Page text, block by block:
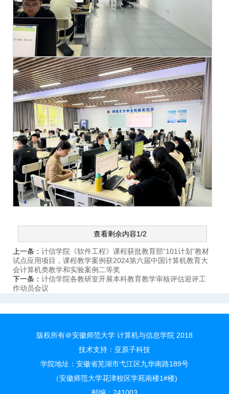
查看剩余内容1/2
上一条： 计信学院《软件工程》课程获批教育部“101计划”教材
试点应用项目，课程教学案例获2024第六届中国计算机教育大
会计算机类教学和实验案例二等奖
下一条： 计信学院各教研室开展本科教育教学审核评估迎评工
作动员会议
版权所有＠安徽师范大学 计算机与信息学院 2018
技术支持： 亚原子科技
学院地址：安徽省芜湖市弋江区九华南路189号
（安徽师范大学花津校区学苑南楼1#楼)
邮编：241003